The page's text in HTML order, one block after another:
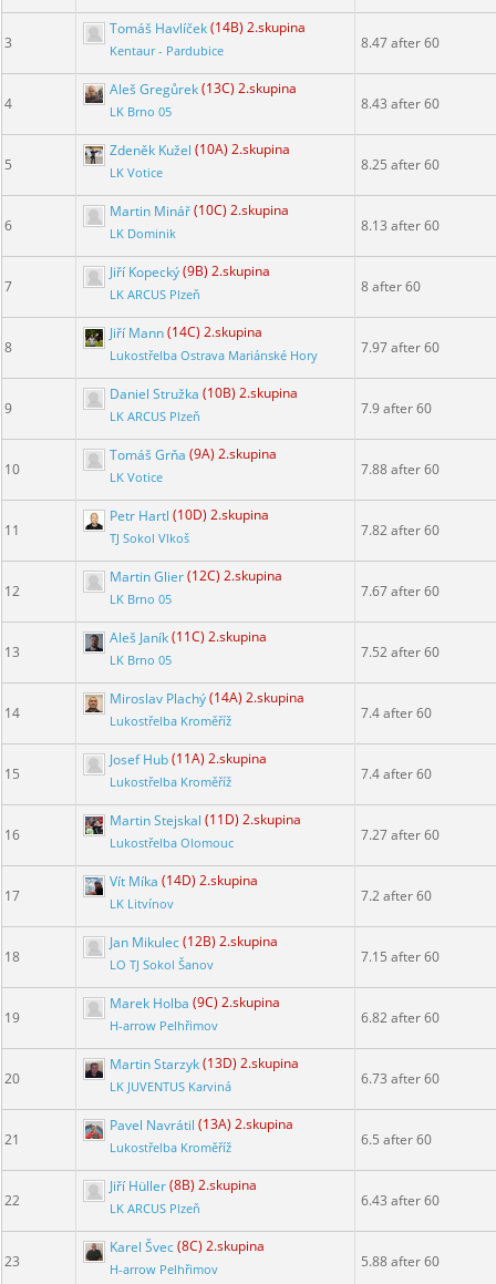
3
Tomáš Havlíček(14B) 2.skupina
Kentaur - Pardubice 8.47 after 60
4
Aleš Gregůrek(13C) 2.skupina
LK Brno 05 8.43 after 60
5
Zdeněk Kužel (10A) 2.skupina
LK Votice 8.25 after 60
6
Martin Minář(10C) 2.skupina
LK Dominik 8.13 after 60
7
Jiří Kopecký(9B) 2.skupina
LK ARCUS Plzeň 8 after 60
8
Jiří Mann(14C) 2.skupina
Lukostřelba Ostrava Mariánské Hory 7.97 after 60
9
Daniel Stružka (10B) 2.skupina
LK ARCUS Plzeň 7.9 after 60
10
Tomáš Grňa (9A) 2.skupina
LK Votice 7.88 after 60
11
Petr Hartl (10D) 2.skupina
TJ Sokol Vlkoš 7.82 after 60
12
Martin Glier(12C) 2.skupina
LK Brno 05 7.67 after 60
13
Aleš Janík(11C) 2.skupina
LK Brno 05 7.52 after 60
14
Miroslav Plachý(14A) 2.skupina
Lukostřelba Kroměříž 7.4 after 60
15
Josef Hub(11A) 2.skupina
Lukostřelba Kroměříž 7.4 after 60
16
Martin Stejskal (11D) 2.skupina
Lukostřelba Olomouc 7.27 after 60
17
Vít Míka (14D) 2.skupina
LK Litvínov 7.2 after 60
18
Jan Mikulec(12B) 2.skupina
LO TJ Sokol Šanov 7.15 after 60
19
Marek Holba (9C) 2.skupina
H-arrow Pelhřimov 6.82 after 60
20
Martin Starzyk(13D) 2.skupina
LK JUVENTUS Karviná 6.73 after 60
21
Pavel Navrátil (13A) 2.skupina
Lukostřelba Kroměříž 6.5 after 60
22
Jiří Hüller(8B) 2.skupina
LK ARCUS Plzeň 6.43 after 60
23
Karel Švec(8C) 2.skupina
H-arrow Pelhřimov 5.88 after 60